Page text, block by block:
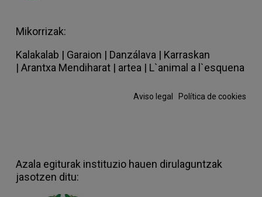
Mikorrizak:
Kalakalab | Garaion | Danzálava | Karraskan
| Arantxa Mendiharat | artea | L`animal a l`esquena
Aviso legal Política de cookies
Azala egiturak instituzio hauen dirulaguntzak
jasotzen ditu: